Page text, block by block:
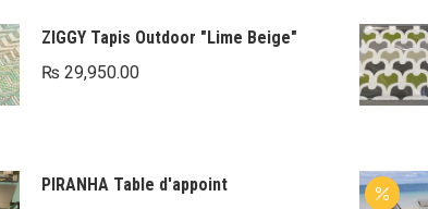
ZIGGY Tapis Outdoor "Lime Beige"
₨ 29,950.00
PIRANHA Table d'appoint